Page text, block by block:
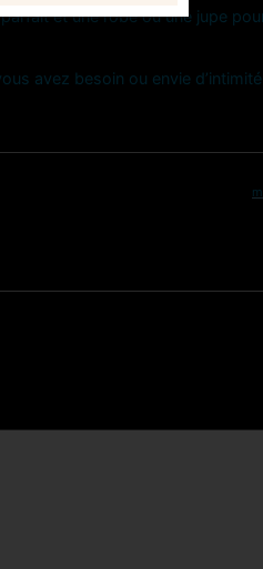
et une robe ou une jupe
avez besoin ou envie